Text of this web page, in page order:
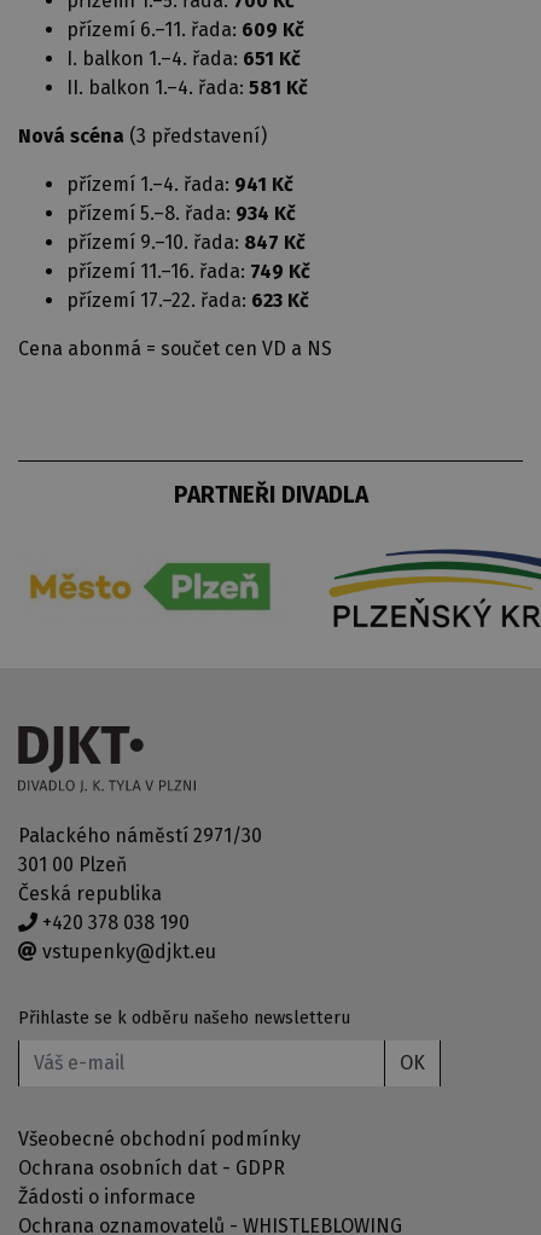
přízemí 6.–11. řada: 609 Kč
I. balkon 1.–4. řada: 651 Kč
II. balkon 1.–4. řada: 581 Kč
Nová scéna (3 představení)
přízemí 1.–4. řada: 941 Kč
přízemí 5.–8. řada: 934 Kč
přízemí 9.–10. řada: 847 Kč
přízemí 11.–16. řada: 749 Kč
přízemí 17.–22. řada: 623 Kč
Cena abonmá = součet cen VD a NS
PARTNEŘI DIVADLA
Palackého náměstí 2971/30
301 00 Plzeň
Česká republika
+420 378 038 190
vstupenky@djkt.eu
Přihlaste se k odběru našeho newsletteru
OK
Všeobecné obchodní podmínky
Ochrana osobních dat - GDPR
Žádosti o informace
Ochrana oznamovatelů - WHISTLEBLOWING